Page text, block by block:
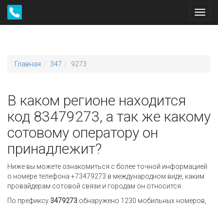
Главная 347 9273
В каком регионе находится
код 83479273, а так же какому
сотовому оператору он
принадлежит?
Ниже вы можете ознакомиться с более точной информацией
о номере телефона +73479273 в международном виде, каким
провайдерам сотовой связи и городам он относится.
По префиксу 3479273 обнаружено 1230 мобильных номеров,